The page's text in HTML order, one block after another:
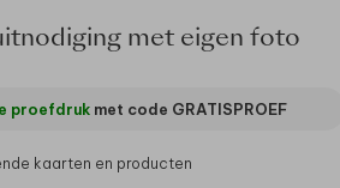
met eigen foto
proefdrukmet code GRATISPROEF
kaarten en producten